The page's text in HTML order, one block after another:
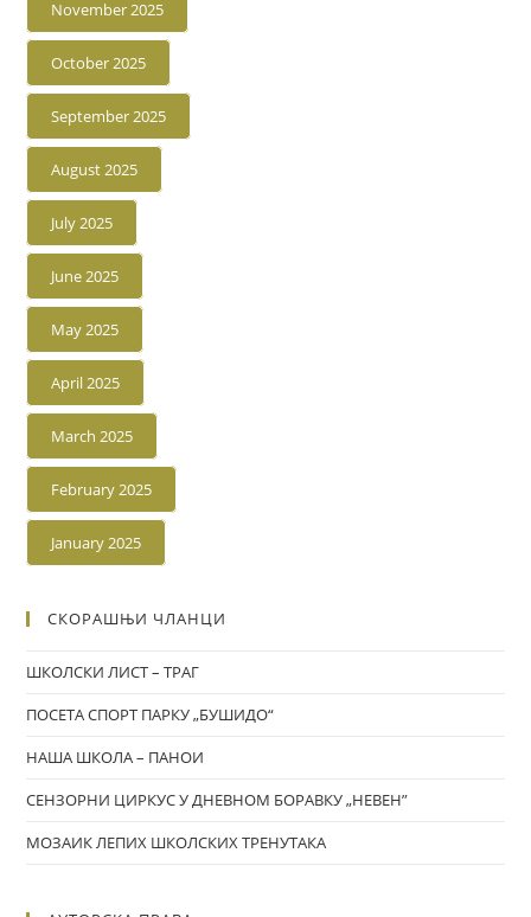
November 2025
October 2025
September 2025
August 2025
July 2025
June 2025
May 2025
April 2025
March 2025
February 2025
January 2025
СКОРАШЊИ ЧЛАНЦИ
ШКОЛСКИ ЛИСТ – ТРАГ
ПОСЕТА СПОРТ ПАРКУ „БУШИДО“
НАША ШКОЛА – ПАНОИ
СЕНЗОРНИ ЦИРКУС У ДНЕВНОМ БОРАВКУ „НЕВЕН”
МОЗАИК ЛЕПИХ ШКОЛСКИХ ТРЕНУТАКА